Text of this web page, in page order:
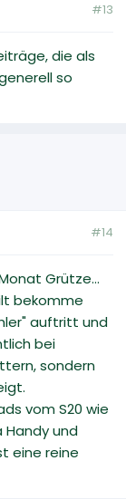
#13
die als
so
#14
Grütze...
bekomme
auftritt und
bei
sondern
vom S20 wie
Handy und
eine reine